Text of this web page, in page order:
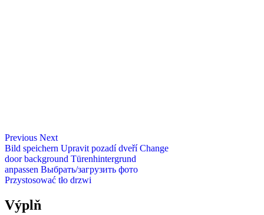
Previous Next
Bild speichern Upravit pozadí dveří Change
door background Türenhintergrund
anpassen Выбрать/загрузить фото
Przystosować tło drzwi
Výplň